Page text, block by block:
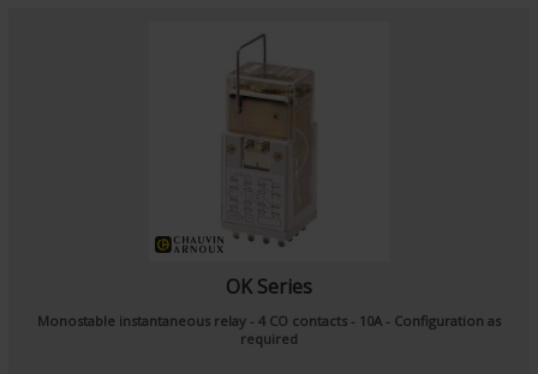
OK Series
Monostable instantaneous relay - 4 CO contacts - 10A - Configuration as
required